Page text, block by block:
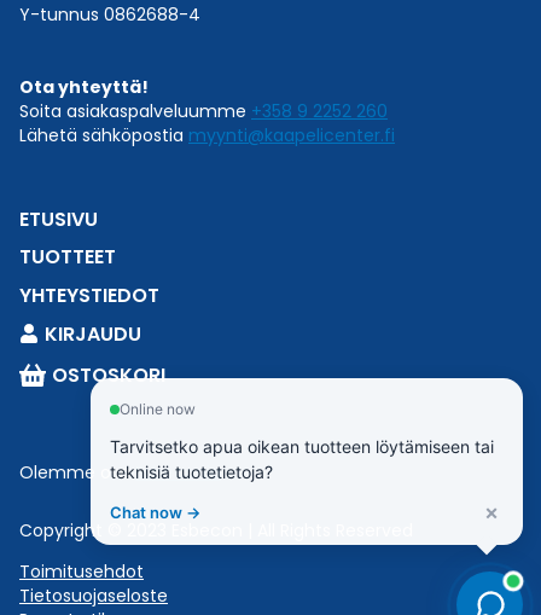
Y-tunnus 0862688-4
Ota yhteyttä!
Soita asiakaspalveluumme +358 9 2252 260
Lähetä sähköpostia myynti@kaapelicenter.fi
ETUSIVU
TUOTTEET
YHTEYSTIEDOT
KIRJAUDU
OSTOSKORI
Olemme osaEsbeconia.
Copyright © 2023 Esbecon | All Rights Reserved
Toimitusehdot
Tietosuojaseloste
Online now
Tarvitsetko apua oikean tuotteen löytämiseen tai
teknisiä tuotetietoja?
Chat now → ×